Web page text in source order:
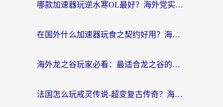
哪款加速器玩逆水寒OL最好？海外党实测后的终极选择指南
在国外什么加速器玩食之契约好用？海外党亲测有效的国服游戏加速指南
海外龙之谷玩家必看：最适合龙之谷的加速器，解决延迟卡顿还能畅玩幻书启示录和梦幻西游？
法国怎么玩戒灵传说-超变复古传奇？海外玩家国服游戏加速终极指南